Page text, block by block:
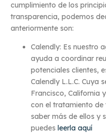
cumplimiento de los
transparencia, podemos
anteriormente son:
Calendly: Es nuestro
ayuda a coordinar
potenciales clientes,
Calendly L.L.C. Cuya
Francisco, California
con el tratamiento de
saber más de ellos y
puedesleerla aquí